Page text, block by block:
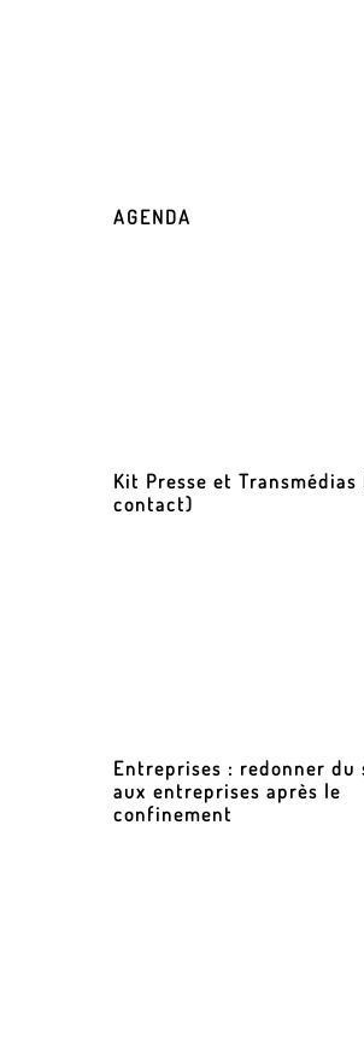
AGENDA
Kit Presse et Transmédias
contact)
Entreprises : redonner du
aux entreprises après le
confinement